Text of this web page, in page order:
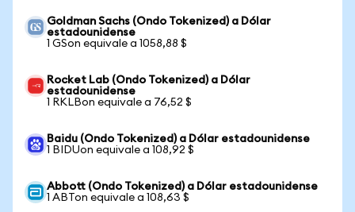
Goldman Sachs (Ondo Tokenized) a Dólar
estadounidense
1 GSon equivale a 1058,88 $
Rocket Lab (Ondo Tokenized) a Dólar
estadounidense
1 RKLBon equivale a 76,52 $
Baidu (Ondo Tokenized) a Dólar estadounidense
1 BIDUon equivale a 108,92 $
Abbott (Ondo Tokenized) a Dólar estadounidense
1 ABTon equivale a 108,63 $